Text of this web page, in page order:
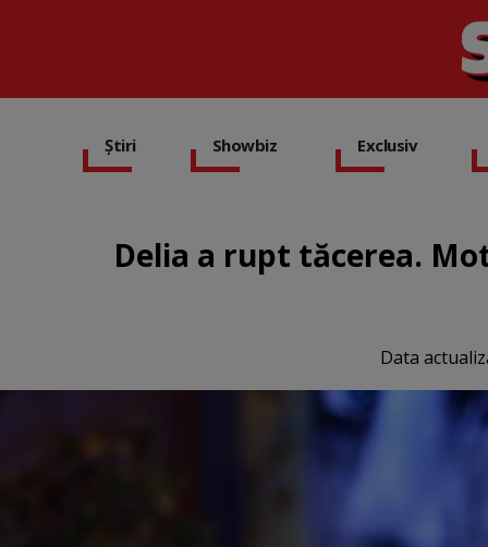
Știri Showbiz Exclusiv
Delia a rupt tăcerea.
Data